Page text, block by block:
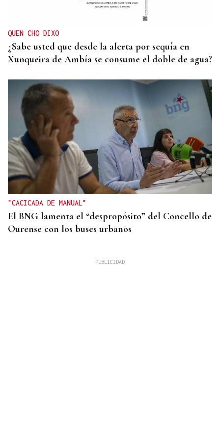
QUEN CHO DIXO
¿Sabe usted que desde la alerta por sequía en
Xunqueira de Ambía se consume el doble de agua?
"CACICADA DE MANUAL"
El BNG lamenta el “despropósito” del Concello de
Ourense con los buses urbanos